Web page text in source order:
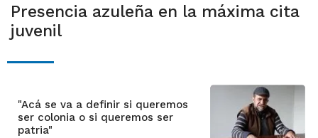
Presencia azuleña en la máxima cita
juvenil
"Acá se va a definir si queremos
ser colonia o si queremos ser
patria"